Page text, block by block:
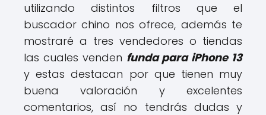
utilizando distintos filtros que el
buscador chino nos ofrece, además te
mostraré a tres vendedores o tiendas
las cuales venden funda para iPhone 13
y estas destacan por que tienen muy
buena valoración y excelentes
comentarios, así no tendrás dudas y